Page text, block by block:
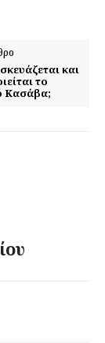
και
το
Κασάβα;